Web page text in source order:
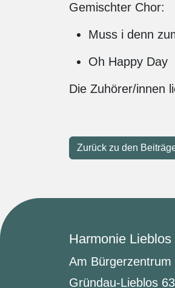
Gemischter Chor:
Muss i denn
Oh Happy Day
Die Zuhörer/innen
Zurück zu den
Harmonie Lieblos
Am Bürgerzentrum
Gründau-Lieblos